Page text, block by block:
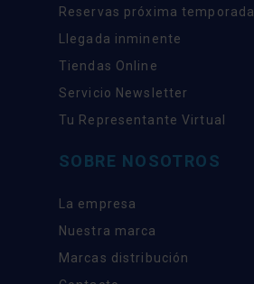
Reservas próxima temporada
Llegada inminente
Tiendas Online
Servicio Newsletter
Tu Representante Virtual
SOBRE NOSOTROS
La empresa
Nuestra marca
Marcas distribución